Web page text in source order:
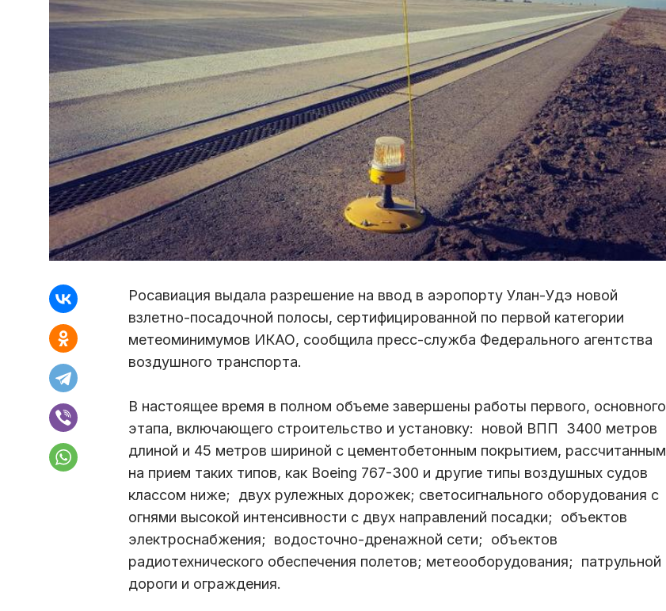
Росавиация выдала разрешение на ввод в аэропорту Улан-Удэ новой
взлетно-посадочной полосы, сертифицированной по первой категории
метеоминимумов ИКАО, сообщила пресс-служба Федерального агентства
воздушного транспорта.
В настоящее время в полном объеме завершены работы первого, основного
этапа, включающего строительство и установку: новой ВПП 3400 метров
длиной и 45 метров шириной с цементобетонным покрытием, рассчитанным
на прием таких типов, как Вoeing 767-300 и другие типы воздушных судов
классом ниже; двух рулежных дорожек; светосигнального оборудования с
огнями высокой интенсивности с двух направлений посадки; объектов
электроснабжения; водосточно-дренажной сети; объектов
радиотехнического обеспечения полетов; метеооборудования; патрульной
дороги и ограждения.